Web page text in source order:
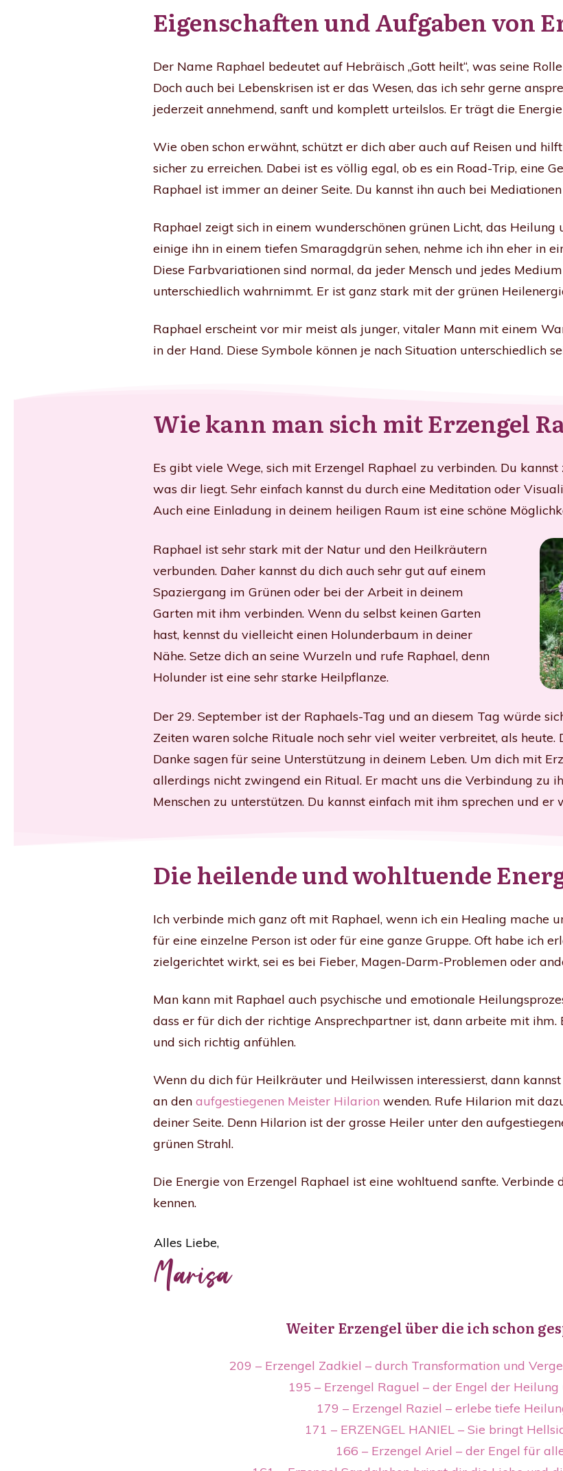
Eigenschaften und Aufgaben von
Der Name Raphael bedeutet auf Hebräisch „Gott heilt“, was seine
Doch auch bei Lebenskrisen ist er das Wesen, das ich sehr gerne
jederzeit annehmend, sanft und komplett urteilslos. Er trägt die
Wie oben schon erwähnt, schützt er dich aber auch auf Reisen und
sicher zu erreichen. Dabei ist es völlig egal, ob es ein Road-Trip, eine
Raphael ist immer an deiner Seite. Du kannst ihn auch bei
Raphael zeigt sich in einem wunderschönen grünen Licht, das
einige ihn in einem tiefen Smaragdgrün sehen, nehme ich ihn eher in
Diese Farbvariationen sind normal, da jeder Mensch und jedes
unterschiedlich wahrnimmt. Er ist ganz stark mit der grünen
Raphael erscheint vor mir meist als junger, vitaler Mann mit einem
in der Hand. Diese Symbole können je nach Situation unterschiedlich
Wie kann man sich mit Erzengel
Es gibt viele Wege, sich mit Erzengel Raphael zu verbinden. Du
was dir liegt. Sehr einfach kannst du durch eine Meditation oder
Auch eine Einladung in deinem heiligen Raum ist eine schöne
Raphael ist sehr stark mit der Natur und den Heilkräutern
verbunden. Daher kannst du dich auch sehr gut auf einem
Spaziergang im Grünen oder bei der Arbeit in deinem
Garten mit ihm verbinden. Wenn du selbst keinen Garten
hast, kennst du vielleicht einen Holunderbaum in deiner
Nähe. Setze dich an seine Wurzeln und rufe Raphael, denn
Holunder ist eine sehr starke Heilpflanze.
Der 29. September ist der Raphaels-Tag und an diesem Tag würde
Zeiten waren solche Rituale noch sehr viel weiter verbreitet, als
Danke sagen für seine Unterstützung in deinem Leben. Um dich mit
allerdings nicht zwingend ein Ritual. Er macht uns die Verbindung zu
Menschen zu unterstützen. Du kannst einfach mit ihm sprechen und er
Die heilende und wohltuende
Ich verbinde mich ganz oft mit Raphael, wenn ich ein Healing mache
für eine einzelne Person ist oder für eine ganze Gruppe. Oft habe ich
zielgerichtet wirkt, sei es bei Fieber, Magen-Darm-Problemen oder
Man kann mit Raphael auch psychische und emotionale
dass er für dich der richtige Ansprechpartner ist, dann arbeite mit
und sich richtig anfühlen.
Wenn du dich für Heilkräuter und Heilwissen interessierst, dann
an den aufgestiegenen Meister Hilarion wenden. Rufe Hilarion mit
deiner Seite. Denn Hilarion ist der grosse Heiler unter den
grünen Strahl.
Die Energie von Erzengel Raphael ist eine wohltuend sanfte.
kennen.
Alles Liebe,
Marisa
Weiter Erzengel über die ich schon
209 – Erzengel Zadkiel – durch Transformation und
195 – Erzengel Raguel – der Engel der
179 – Erzengel Raziel – erlebe tiefe
171 – ERZENGEL HANIEL – Sie bringt
166 – Erzengel Ariel – der Engel für